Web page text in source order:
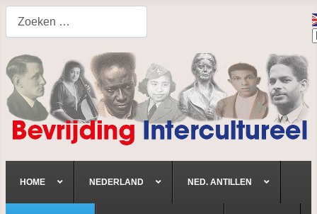
HOME NEDERLAND NED. ANTILLEN